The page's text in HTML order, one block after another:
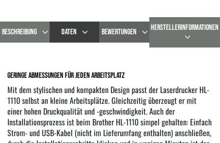
BESCHREIBUNG DATEN BEWERTUNGEN HERSTELLERINFORMATIONEN
Geringe Abmessungen für jeden Arbeitsplatz
Mit dem stylischen und kompakten Design passt der Laserdrucker HL-
1110 selbst an kleine Arbeitsplätze. Gleichzeitig überzeugt er mit
einer hohen Druckqualität und -geschwindigkeit. Auch der
Installationsprozess ist beim Brother HL-1110 simpel gehalten: Einfach
Strom- und USB-Kabel (nicht im Lieferumfang enthalten) anschließen,